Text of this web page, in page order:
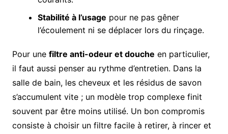
Stabilité à l’usage pour ne pas gêner
l’écoulement ni se déplacer lors du rinçage.
Pour une filtre anti-odeur et douche en particulier,
il faut aussi penser au rythme d’entretien. Dans la
salle de bain, les cheveux et les résidus de savon
s’accumulent vite ; un modèle trop complexe finit
souvent par être moins utilisé. Un bon compromis
consiste à choisir un filtre facile à retirer, à rincer et